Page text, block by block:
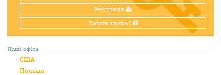
Реєстрація
Забули пароль?
Наші офіси
США
Польща